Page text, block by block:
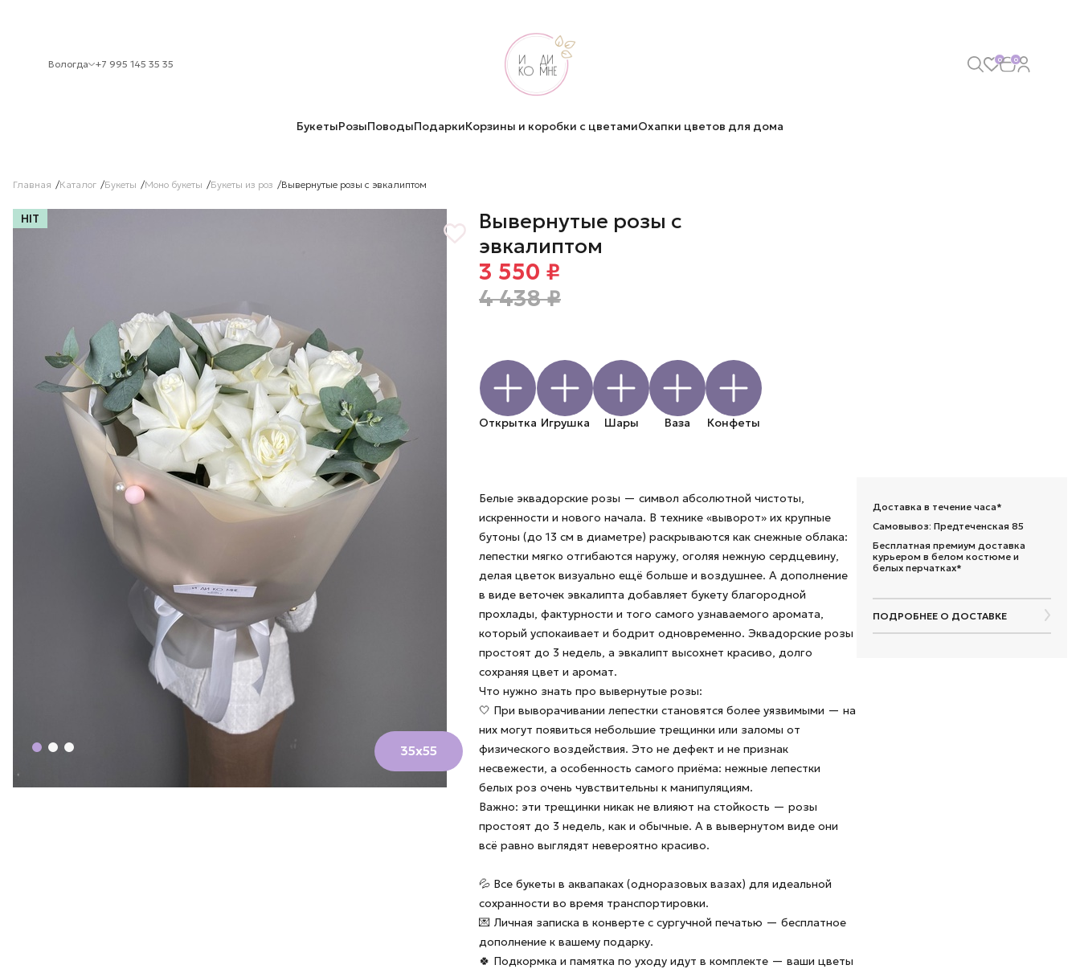
Вологда +7 995 145 35 35 0 0
БукетыРозыПоводыПодаркиКорзины и коробки с цветамиОхапки цветов для дома
Главная Каталог Букеты Моно букеты Букеты из роз Вывернутые розы с эвкалиптом
HIT
35х55
Вывернутые розы с
эвкалиптом
3 550 ₽
4 438 ₽
Открытка Игрушка Шары Ваза Конфеты
Белые эквадорские розы — символ абсолютной чистоты,
искренности и нового начала. В технике «выворот» их крупные
бутоны (до 13 см в диаметре) раскрываются как снежные облака:
лепестки мягко отгибаются наружу, оголяя нежную сердцевину,
делая цветок визуально ещё больше и воздушнее. А дополнение
в виде веточек эвкалипта добавляет букету благородной
прохлады, фактурности и того самого узнаваемого аромата,
который успокаивает и бодрит одновременно. Эквадорские розы
простоят до 3 недель, а эвкалипт высохнет красиво, долго
сохраняя цвет и аромат.
Что нужно знать про вывернутые розы:
🤍 При выворачивании лепестки становятся более уязвимыми — на
них могут появиться небольшие трещинки или заломы от
физического воздействия. Это не дефект и не признак
несвежести, а особенность самого приёма: нежные лепестки
белых роз очень чувствительны к манипуляциям.
Важно: эти трещинки никак не влияют на стойкость — розы
простоят до 3 недель, как и обычные. А в вывернутом виде они
всё равно выглядят невероятно красиво.
💦 Все букеты в аквапаках (одноразовых вазах) для идеальной
сохранности во время транспортировки.
💌 Личная записка в конверте с сургучной печатью — бесплатное
дополнение к вашему подарку.
🍀 Подкормка и памятка по уходу идут в комплекте — ваши цветы
Доставка в течение часа*
Самовывоз: Предтеченская 85
Бесплатная премиум доставка
курьером в белом костюме и
белых перчатках*
ПОДРОБНЕЕ О ДОСТАВКЕ